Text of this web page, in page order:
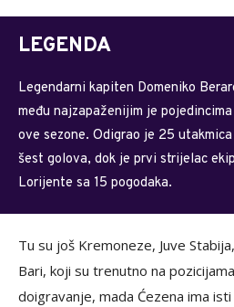
LEGENDA
Legendarni kapiten Domeniko
među najzapaženijim je pojedincima
ove sezone. Odigrao je 25
šest golova, dok je prvi strijelac
Lorijente sa 15 pogodaka.
Tu su još Kremoneze, Juve
Bari, koji su trenutno na
doigravanje, mada Ćezena ima